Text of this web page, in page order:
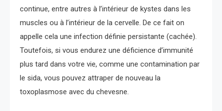
continue, entre autres à l’intérieur de kystes dans les
muscles ou à l’intérieur de la cervelle. De ce fait on
appelle cela une infection définie persistante (cachée).
Toutefois, si vous endurez une déficience d’immunité
plus tard dans votre vie, comme une contamination par
le sida, vous pouvez attraper de nouveau la
toxoplasmose avec du chevesne.